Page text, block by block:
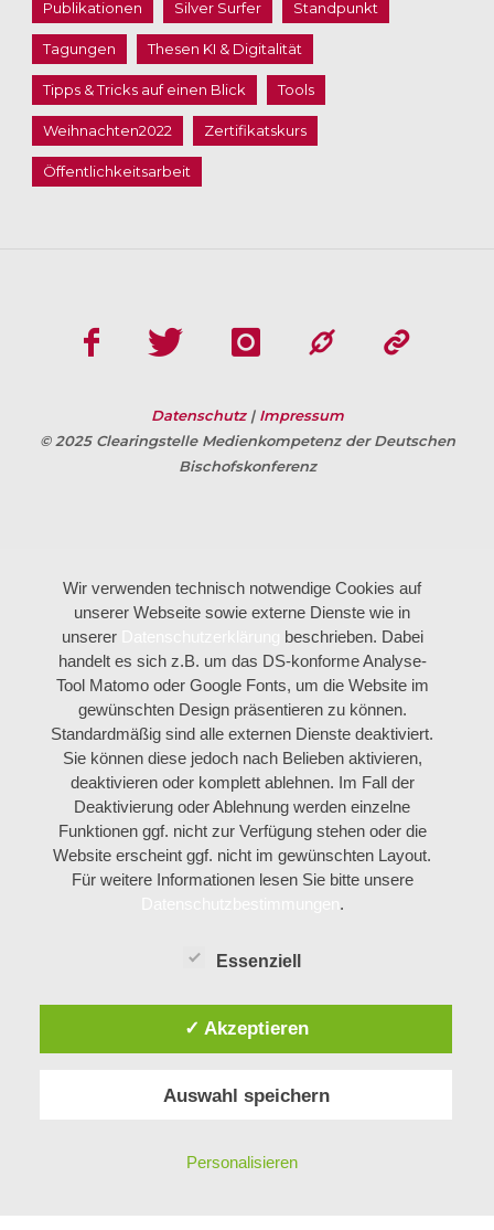
Publikationen Silver Surfer Standpunkt
Tagungen Thesen KI & Digitalität
Tipps & Tricks auf einen Blick Tools
Weihnachten2022 Zertifikatskurs
Öffentlichkeitsarbeit
Datenschutz | Impressum
© 2025 Clearingstelle Medienkompetenz der Deutschen
Bischofskonferenz
Wir verwenden technisch notwendige Cookies auf
unserer Webseite sowie externe Dienste wie in
unserer
beschrieben. Dabei
handelt es sich z.B. um das DS-konforme Analyse-
Tool Matomo oder Google Fonts, um die Website im
gewünschten Design präsentieren zu können.
Standardmäßig sind alle externen Dienste deaktiviert.
Sie können diese jedoch nach Belieben aktivieren,
deaktivieren oder komplett ablehnen. Im Fall der
Deaktivierung oder Ablehnung werden einzelne
Funktionen ggf. nicht zur Verfügung stehen oder die
Website erscheint ggf. nicht im gewünschten Layout.
Für weitere Informationen lesen Sie bitte unsere
.
Essenziell
✓ Akzeptieren
Auswahl speichern
Personalisieren